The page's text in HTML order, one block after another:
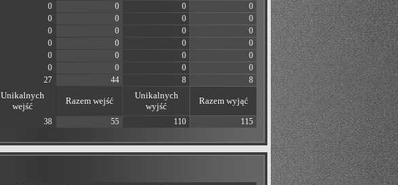
0 0 0
0
0 0 0
0
0 0 0
0
0 0 0
0
0 0 0
0
0 0 0
0
27 44 8 8
Unikalnych
wejść
Razem wejść
Unikalnych
wyjść
Razem wyjąć
38 55 110 115